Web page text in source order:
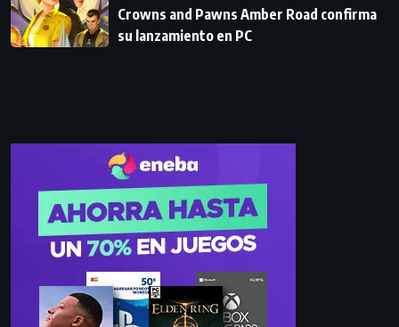
Crowns and Pawns Amber Road confirma
su lanzamiento en PC